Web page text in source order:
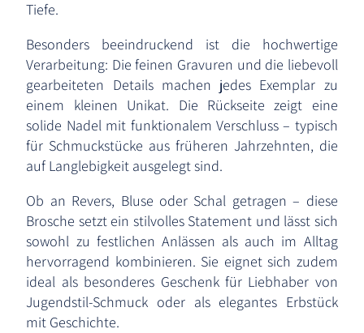
Tiefe.
Besonders beeindruckend ist die hochwertige
Verarbeitung: Die feinen Gravuren und die liebevoll
gearbeiteten Details machen jedes Exemplar zu
einem kleinen Unikat. Die Rückseite zeigt eine
solide Nadel mit funktionalem Verschluss – typisch
für Schmuckstücke aus früheren Jahrzehnten, die
auf Langlebigkeit ausgelegt sind.
Ob an Revers, Bluse oder Schal getragen – diese
Brosche setzt ein stilvolles Statement und lässt sich
sowohl zu festlichen Anlässen als auch im Alltag
hervorragend kombinieren. Sie eignet sich zudem
ideal als besonderes Geschenk für Liebhaber von
Jugendstil-Schmuck oder als elegantes Erbstück
mit Geschichte.